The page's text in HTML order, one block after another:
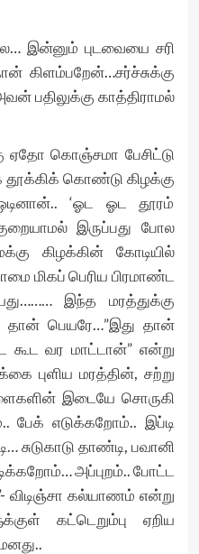
இன்னும் புடவையை சரி
கிளம்பறேன்…சர்ச்சுக்கு
பதிலுக்கு காத்திராமல்
ஏதோ கொஞ்சமா பேசிட்டு
தூக்கிக் கொண்டு கிழக்கு
‘ஓட ஓட தூரம்
இருப்பது போல
கிழக்கின் கோடியில்
மிகப் பெரிய பிரமாண்ட
இந்த மரத்துக்கு
தான் பெயரே…”இது தான்
கூட வர மாட்டான்” என்று
புளிய மரத்தின், சற்று
இடையே சொருகி
எடுக்கறோம்.. இப்டி
தாண்டி, பவானி
அப்புறம்.. போட்ட
விடிஞ்சா கல்யாணம் என்று
கட்டெறும்பு ஏறிய